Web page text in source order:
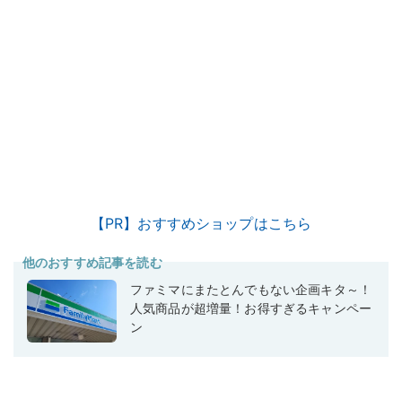
【PR】おすすめショップはこちら
他のおすすめ記事を読む
ファミマにまたとんでもない企画キタ～！
人気商品が超増量！お得すぎるキャンペー
ン